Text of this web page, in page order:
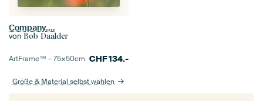
Company....
von Bob Daalder
ArtFrame™ –75×50cm CHF134.-
Größe & Material selbst wählen